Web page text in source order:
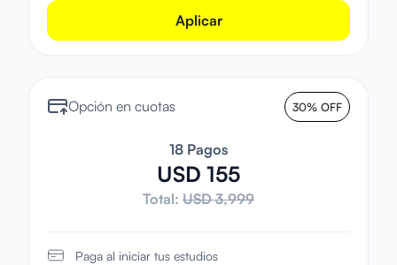
Aplicar
Opción en cuotas 30% OFF
18 Pagos
USD 155
Total: USD 3,999
Paga al iniciar tus estudios